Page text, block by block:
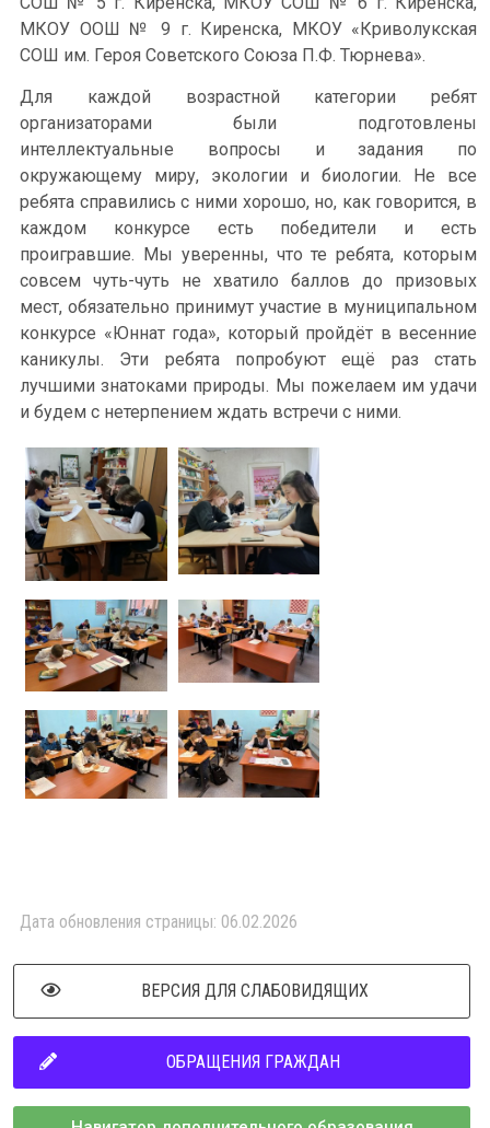
МКОУ ООШ № 9 г. Киренска, МКОУ «Криволукская
СОШ им. Героя Советского Союза П.Ф. Тюрнева».
Для каждой возрастной категории ребят
организаторами были подготовлены
интеллектуальные вопросы и задания по
окружающему миру, экологии и биологии. Не все
ребята справились с ними хорошо, но, как говорится, в
каждом конкурсе есть победители и есть
проигравшие. Мы уверенны, что те ребята, которым
совсем чуть-чуть не хватило баллов до призовых
мест, обязательно принимут участие в муниципальном
конкурсе «Юннат года», который пройдёт в весенние
каникулы. Эти ребята попробуют ещё раз стать
лучшими знатоками природы. Мы пожелаем им удачи
и будем с нетерпением ждать встречи с ними.
Дата обновления страницы: 06.02.2026
ВЕРСИЯ ДЛЯ СЛАБОВИДЯЩИХ
ОБРАЩЕНИЯ ГРАЖДАН